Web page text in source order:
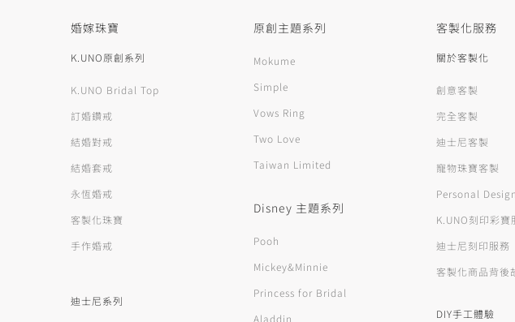
婚嫁珠寶
K.UNO原創系列
K.UNO Bridal Top
訂婚鑽戒
結婚對戒
結婚套戒
永恆婚戒
客製化珠寶
手作婚戒
迪士尼系列
原創主題系列
Mokume
Simple
Vows Ring
Two Love
Taiwan Limited
Disney 主題系列
Pooh
Mickey&Minnie
Princess for Bridal
Aladdin
客製化服務
關於客製化
創意客製
完全客製
迪士尼客製
寵物珠寶客製
Personal Design
K.UNO刻印彩寶
迪士尼刻印服務
客製化商品背後
DIY手工體驗